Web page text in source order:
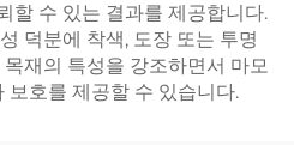
할 수 있는 결과를 제공합니다.
덕분에 착색, 도장 또는 투명
재의 특성을 강조하면서 마모
보호를 제공할 수 있습니다.